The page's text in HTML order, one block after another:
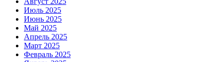
Июль 2025
Июнь 2025
Май 2025
Апрель 2025
Март 2025
Февраль 2025